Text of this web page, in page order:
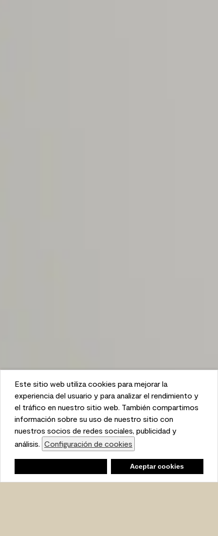
This website uses cookies to enhance user experience
and to analyze performance and traffic on our website.
We also share information about your use of our site
with our social media, advertising, and analytics
partners. Cookie Settings
Accept Cookies
Este sitio web utiliza cookies para mejorar la
experiencia del usuario y para analizar el rendimiento y
el tráfico en nuestro sitio web. También compartimos
información sobre su uso de nuestro sitio con
nuestros socios de redes sociales, publicidad y
análisis. Configuración de cookies
Aceptar cookies
Lista de compras